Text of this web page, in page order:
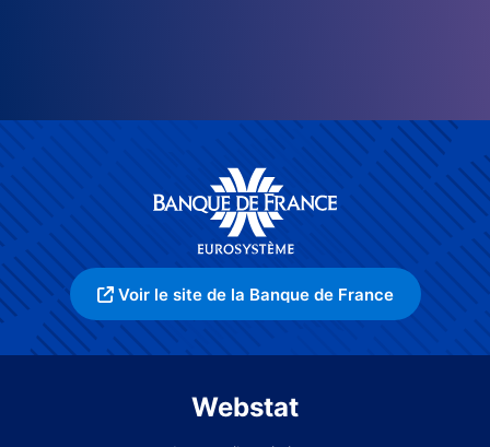
Voir le site de la Banque de France
Webstat